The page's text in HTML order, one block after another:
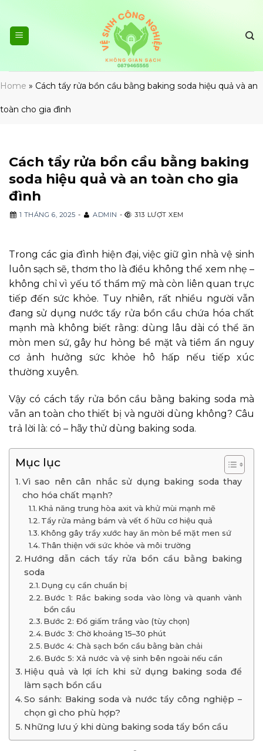
content
Home » Cách tẩy rửa bồn cầu bằng baking soda hiệu quả và an
toàn cho gia đình
Cách tẩy rửa bồn cầu bằng baking
soda hiệu quả và an toàn cho gia
đình
1 THÁNG 6, 2025 - ADMIN - 313 LƯỢT XEM
Trong các gia đình hiện đại, việc giữ gìn nhà vệ sinh
luôn sạch sẽ, thơm tho là điều không thể xem nhẹ –
không chỉ vì yếu tố thẩm mỹ mà còn liên quan trực
tiếp đến sức khỏe. Tuy nhiên, rất nhiều người vẫn
đang sử dụng nước tẩy rửa bồn cầu chứa hóa chất
mạnh mà không biết rằng: dùng lâu dài có thể ăn
mòn men sứ, gây hư hỏng bề mặt và tiềm ẩn nguy
cơ ảnh hưởng sức khỏe hô hấp nếu tiếp xúc
thường xuyên.
Vậy có cách tẩy rửa bồn cầu bằng baking soda mà
vẫn an toàn cho thiết bị và người dùng không? Câu
trả lời là: có – hãy thử dùng baking soda.
Mục lục
Vì sao nên cân nhắc sử dụng baking soda thay
cho hóa chất mạnh?
Khả năng trung hòa axit và khử mùi mạnh mẽ
Tẩy rửa mảng bám và vết ố hữu cơ hiệu quả
Không gây trầy xước hay ăn mòn bề mặt men sứ
Thân thiện với sức khỏe và môi trường
Hướng dẫn cách tẩy rửa bồn cầu bằng baking
soda
Dụng cụ cần chuẩn bị
Bước 1: Rắc baking soda vào lòng và quanh vành
bồn cầu
Bước 2: Đổ giấm trắng vào (tùy chọn)
Bước 3: Chờ khoảng 15–30 phút
Bước 4: Chà sạch bồn cầu bằng bàn chải
Bước 5: Xả nước và vệ sinh bên ngoài nếu cần
Hiệu quả và lợi ích khi sử dụng baking soda để
làm sạch bồn cầu
So sánh: Baking soda và nước tẩy công nghiệp –
chọn gì cho phù hợp?
Những lưu ý khi dùng baking soda tẩy bồn cầu